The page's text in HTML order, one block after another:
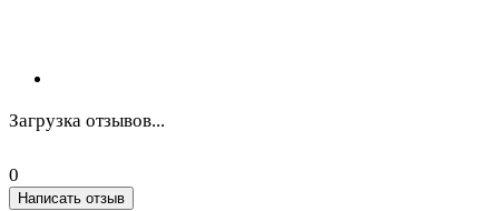
Загрузка отзывов...
0
Написать отзыв